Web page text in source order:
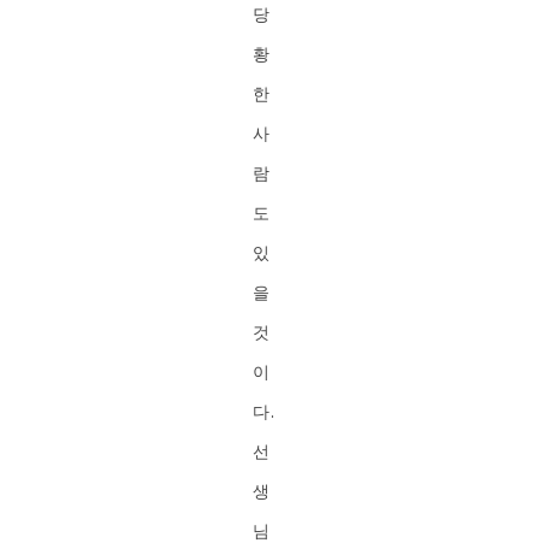
당
황
한
사
람
도
있
을
것
이
다.
선
생
님